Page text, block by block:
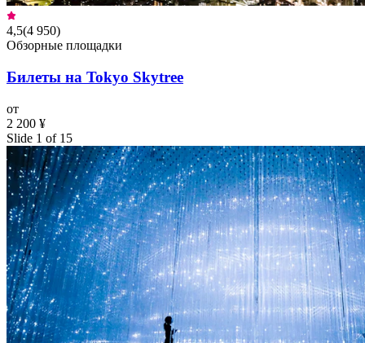
4,5(4 950)
Обзорные площадки
Билеты на Tokyo Skytree
от
2 200 ¥
Slide 1 of 15